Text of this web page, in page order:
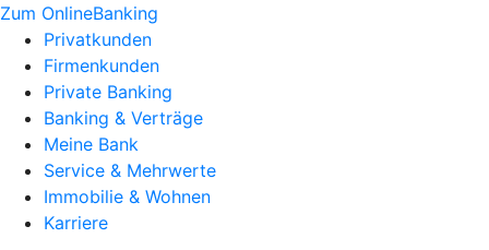
Zum OnlineBanking
Privatkunden
Firmenkunden
Private Banking
Banking & Verträge
Meine Bank
Service & Mehrwerte
Immobilie & Wohnen
Karriere